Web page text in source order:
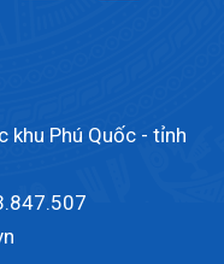
Phú Quốc - tỉnh